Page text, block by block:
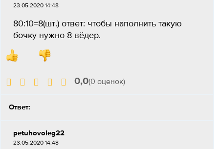
23.05.2020 14:48
80:10=8(шт.) ответ: чтобы наполнить такую
бочку нужно 8 вёдер.
0,0(0 оценок)
Ответ:
petuhovoleg22
23.05.2020 14:48